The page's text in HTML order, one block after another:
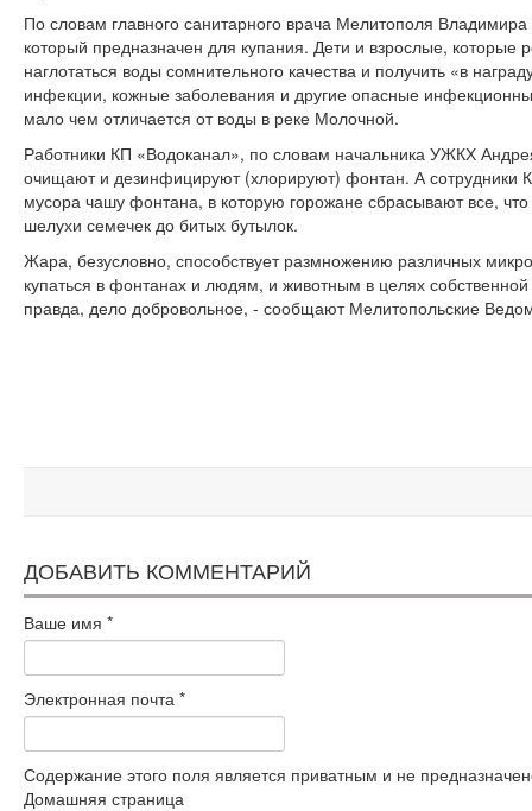
По словам главного санитарного врача Мелитополя
который предназначен для купания. Дети и взрослые,
наглотаться воды сомнительного качества и получить «в
инфекции, кожные заболевания и другие опасные
мало чем отличается от воды в реке Молочной.
Работники КП «Водоканал», по словам начальника УЖКХ
очищают и дезинфицируют (хлорируют) фонтан. А сотрудники
мусора чашу фонтана, в которую горожане сбрасывают все,
шелухи семечек до битых бутылок.
Жара, безусловно, способствует размножению различных
купаться в фонтанах и людям, и животным в целях
правда, дело добровольное, - сообщают Мелитопольские
ДОБАВИТЬ КОММЕНТАРИЙ
Ваше имя *
Электронная почта *
Содержание этого поля является приватным и не
Домашняя страница